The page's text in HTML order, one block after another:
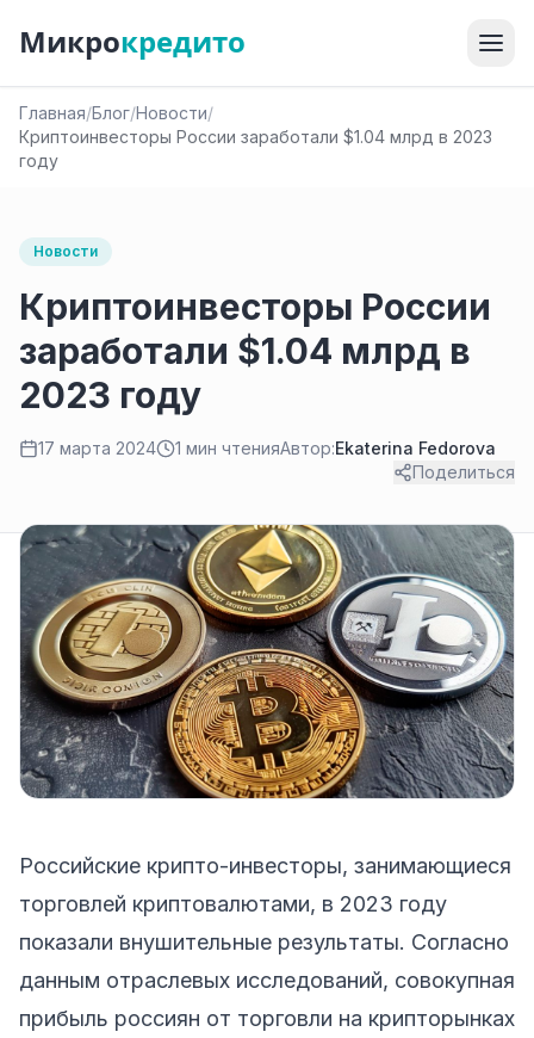
Микрокредито
Главная/Блог/Новости/
Криптоинвесторы России заработали $1.04 млрд в 2023
году
Новости
Криптоинвесторы России
заработали $1.04 млрд в
2023 году
17 марта 2024 1 мин чтенияАвтор:Ekaterina Fedorova
Поделиться
Российские крипто-инвесторы, занимающиеся
торговлей криптовалютами, в 2023 году
показали внушительные результаты. Согласно
данным отраслевых исследований, совокупная
прибыль россиян от торговли на крипторынках